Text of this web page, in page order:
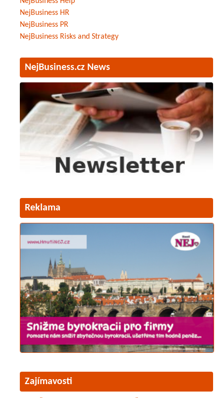
NejBusiness HR
NejBusiness PR
NejBusiness Risks and Strategy
NejBusiness.cz News
Reklama
Zajímavosti